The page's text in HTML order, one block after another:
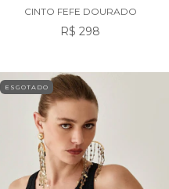
CINTO FEFE DOURADO
R$ 298
ESGOTADO